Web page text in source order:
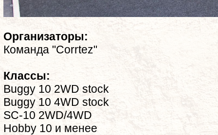
Организаторы:
Команда "Corrtez"
Классы:
Buggy 10 2WD stock
Buggy 10 4WD stock
SC-10 2WD/4WD
Hobby 10 и менее